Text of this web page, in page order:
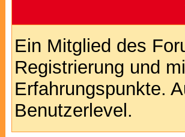
Ein Mitglied des
Registrierung und
Erfahrungspunkte.
Benutzerlevel.